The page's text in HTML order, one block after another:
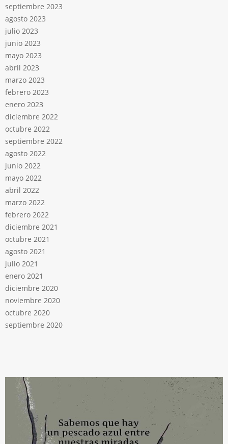
septiembre 2023
agosto 2023
julio 2023
junio 2023
mayo 2023
abril 2023
marzo 2023
febrero 2023
enero 2023
diciembre 2022
octubre 2022
septiembre 2022
agosto 2022
junio 2022
mayo 2022
abril 2022
marzo 2022
febrero 2022
diciembre 2021
octubre 2021
agosto 2021
julio 2021
enero 2021
diciembre 2020
noviembre 2020
octubre 2020
septiembre 2020